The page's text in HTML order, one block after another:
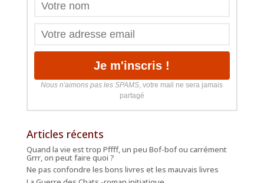
Nous n'aimons pas les SPAMS , votre mail ne sera jamais
partagé
Articles récents
Quand la vie est trop Pffff, un peu Bof-bof ou carrément
Grrr, on peut faire quoi ?
Ne pas confondre les bons livres et les mauvais livres